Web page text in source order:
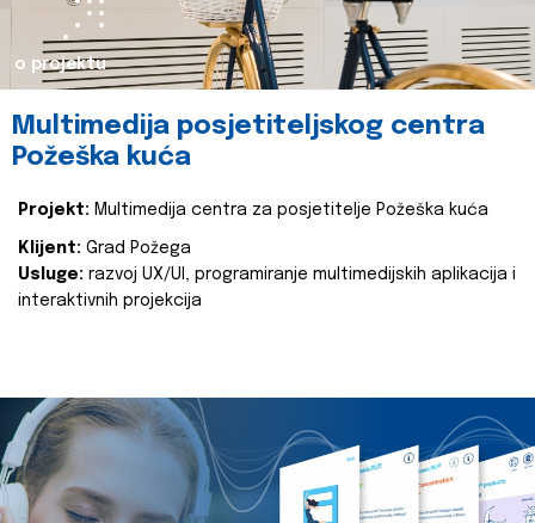
o projektu
Multimedija posjetiteljskog centra
Požeška kuća
Projekt: Multimedija centra za posjetitelje Požeška kuća
Klijent: Grad Požega
Usluge: razvoj UX/UI, programiranje multimedijskih aplikacija i
interaktivnih projekcija